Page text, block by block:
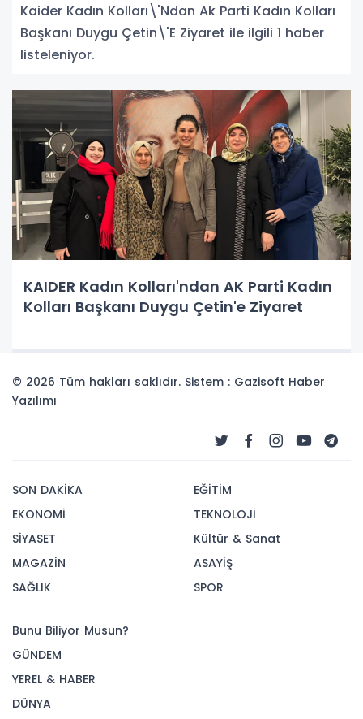
Kaider Kadın Kolları\'Ndan Ak Parti Kadın Kolları
Başkanı Duygu Çetin\'E Ziyaret ile ilgili 1 haber
listeleniyor.
KAIDER Kadın Kolları'ndan AK Parti Kadın
Kolları Başkanı Duygu Çetin'e Ziyaret
© 2026 Tüm hakları saklıdır. Sistem : Gazisoft Haber
Yazılımı
SON DAKİKA
EKONOMİ
SİYASET
MAGAZİN
SAĞLIK
EĞİTİM
TEKNOLOJİ
Kültür & Sanat
ASAYİŞ
SPOR
Bunu Biliyor Musun?
GÜNDEM
YEREL & HABER
DÜNYA